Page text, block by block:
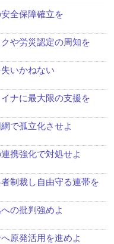
全保障確立を
や労災認定の周知を
いかねない
ナに最大限の支援を
で孤立化させよ
携強化で対処せよ
制裁し自由守る連帯を
の批判強めよ
原発活用を進めよ